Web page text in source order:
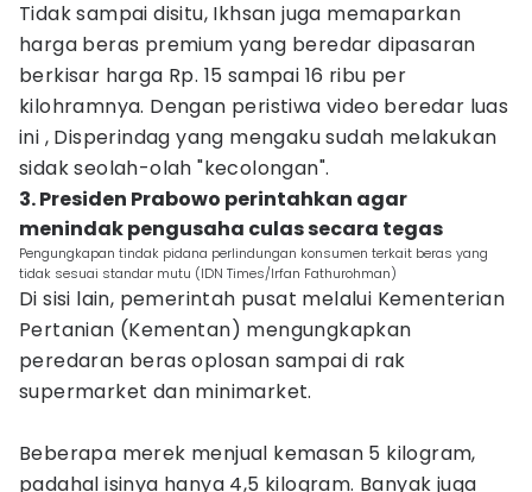
Tidak sampai disitu, Ikhsan juga memaparkan
harga beras premium yang beredar dipasaran
berkisar harga Rp. 15 sampai 16 ribu per
kilohramnya. Dengan peristiwa video beredar luas
ini , Disperindag yang mengaku sudah melakukan
sidak seolah-olah "kecolongan".
3. Presiden Prabowo perintahkan agar
menindak pengusaha culas secara tegas
Pengungkapan tindak pidana perlindungan konsumen terkait beras yang
tidak sesuai standar mutu (IDN Times/Irfan Fathurohman)
Di sisi lain, pemerintah pusat melalui Kementerian
Pertanian (Kementan) mengungkapkan
peredaran beras oplosan sampai di rak
supermarket dan minimarket.
Beberapa merek menjual kemasan 5 kilogram,
padahal isinya hanya 4,5 kilogram. Banyak juga